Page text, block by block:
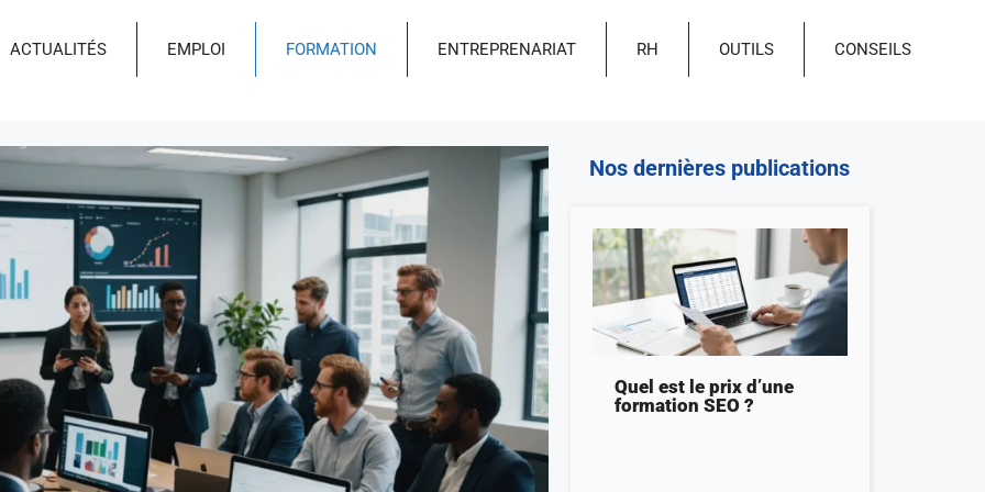
ACTUALITÉS EMPLOI FORMATION ENTREPRENARIAT RH OUTILS CONSEILS
Nos dernières publications
Quel est le prix d’une
formation SEO ?